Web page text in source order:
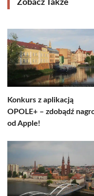
Zobacz Także
Konkurs z aplikacją
OPOLE+ – zdobądź
od Apple!